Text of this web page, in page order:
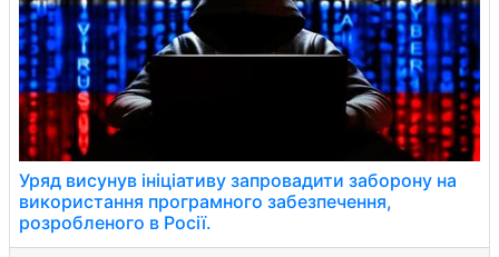
Уряд висунув ініціативу запровадити заборону на
використання програмного забезпечення,
розробленого в Росії.